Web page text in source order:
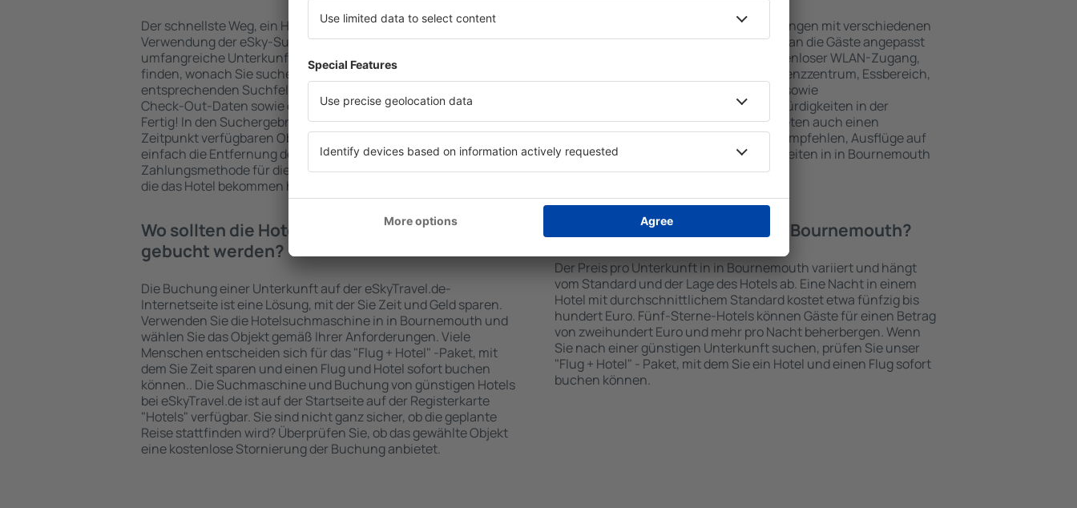
Der schnellste Weg, ein Hotel in Bournemouth zu finden, ist die
Verwendung der eSky-Suchmaschine für Unterkünfte. Eine
umfangreiche Unterkunftsbasis garantiert, dass Sie gerade das
finden, wonach Sie suchen. Geben Sie den Reiseort in die
entsprechenden Suchfelder ein, wählen Sie die Check-In- und
Check-Out-Daten sowie die Anzahl der Gäste und Zimmer aus.
Fertig! In den Suchergebnissen werden die zum angegebenen
Zeitpunkt verfügbaren Objekte angezeigt. Sie können ganz
einfach die Entfernung des Hotels vom Zentrum, die
Zahlungsmethode für die Unterkunft oder die Anzahl der Sterne,
die das Hotel bekommen hat, überprüfen.
Hotels in in Bournemouth sind Einrichtungen mit verschiedenen
Standards sowie Annehmlichkeiten, die an die Gäste angepasst
sind . Zu den beliebtesten gehören kostenloser WLAN-Zugang,
SPA-Zone, Bar / Safe im Zimmer, Konferenzzentrum, Essbereich,
Kinderspielecke, kostenlose Parkplätze sowie
Informationsbroschüren über Sehenswürdigkeiten in der
Umgebung. Einige der Einrichtungen bieten auch einen
Transport vom/zum Flughafen an oder empfehlen, Ausflüge auf
den Spuren der größten Sehenswürdigkeiten in in Bournemouth
zu unternehmen.
Wo sollten die Hotels in in Bournemouth
gebucht werden?
Die Buchung einer Unterkunft auf der eSkyTravel.de-
Internetseite ist eine Lösung, mit der Sie Zeit und Geld sparen.
Verwenden Sie die Hotelsuchmaschine in in Bournemouth und
wählen Sie das Objekt gemäß Ihrer Anforderungen. Viele
Menschen entscheiden sich für das "Flug + Hotel" -Paket, mit
dem Sie Zeit sparen und einen Flug und Hotel sofort buchen
können.. Die Suchmaschine und Buchung von günstigen Hotels
bei eSkyTravel.de ist auf der Startseite auf der Registerkarte
"Hotels" verfügbar. Sie sind nicht ganz sicher, ob die geplante
Reise stattfinden wird? Überprüfen Sie, ob das gewählte Objekt
eine kostenlose Stornierung der Buchung anbietet.
Wie viel kostet ein Hotel in in Bournemouth?
Der Preis pro Unterkunft in in Bournemouth variiert und hängt
vom Standard und der Lage des Hotels ab. Eine Nacht in einem
Hotel mit durchschnittlichem Standard kostet etwa fünfzig bis
hundert Euro. Fünf-Sterne-Hotels können Gäste für einen Betrag
von zweihundert Euro und mehr pro Nacht beherbergen. Wenn
Sie nach einer günstigen Unterkunft suchen, prüfen Sie unser
"Flug + Hotel" - Paket, mit dem Sie ein Hotel und einen Flug sofort
buchen können.